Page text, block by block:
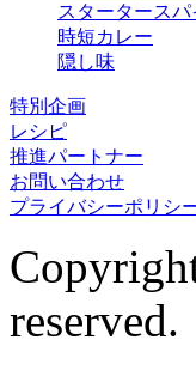
スタータースパ
時短カレー
隠し味
特別企画
レシピ
推進パートナー
お問い合わせ
プライバシーポリシ
reserved.